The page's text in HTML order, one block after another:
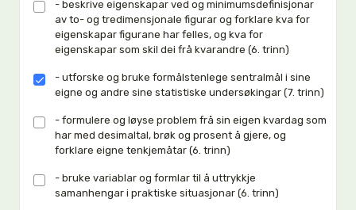
- beskrive eigenskapar ved og minimumsdefinisjonar
av to- og tredimensjonale figurar og forklare kva for
eigenskapar figurane har felles, og kva for
eigenskapar som skil dei frå kvarandre (6. trinn)
- utforske og bruke formålstenlege sentralmål i sine
eigne og andre sine statistiske undersøkingar (7. trinn)
- formulere og løyse problem frå sin eigen kvardag som
har med desimaltal, brøk og prosent å gjere, og
forklare eigne tenkjemåtar (6. trinn)
- bruke variablar og formlar til å uttrykkje
samanhengar i praktiske situasjonar (6. trinn)